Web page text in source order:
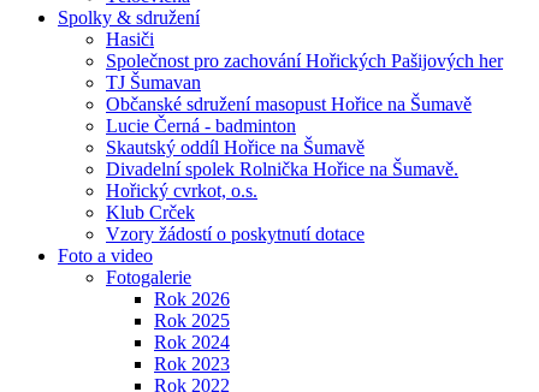
Spolky & sdružení
Hasiči
Společnost pro zachování Hořických Pašijových her
TJ Šumavan
Občanské sdružení masopust Hořice na Šumavě
Lucie Černá - badminton
Skautský oddíl Hořice na Šumavě
Divadelní spolek Rolnička Hořice na Šumavě.
Hořický cvrkot, o.s.
Klub Crček
Vzory žádostí o poskytnutí dotace
Foto a video
Fotogalerie
Rok 2026
Rok 2025
Rok 2024
Rok 2023
Rok 2022